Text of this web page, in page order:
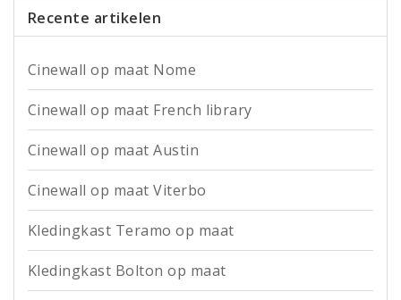
Recente artikelen
Cinewall op maat Nome
Cinewall op maat French library
Cinewall op maat Austin
Cinewall op maat Viterbo
Kledingkast Teramo op maat
Kledingkast Bolton op maat